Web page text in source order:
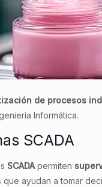
de procesos
Informática.
SCADA
SCADApermiten
que ayudan a tomar